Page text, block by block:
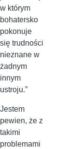
w którym
bohatersko
pokonuje
się trudności
nieznane w
żadnym
innym
ustroju.”
Jestem
pewien, że z
takimi
problemami